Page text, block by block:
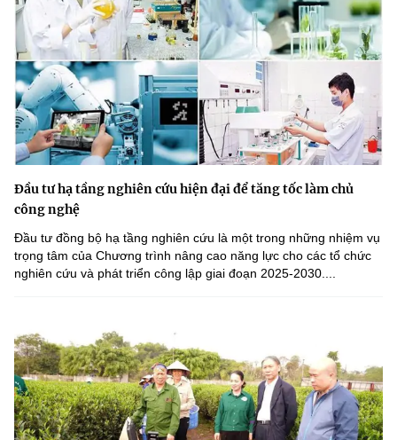
Đầu tư hạ tầng nghiên cứu hiện đại để tăng tốc làm chủ
công nghệ
Đầu tư đồng bộ hạ tầng nghiên cứu là một trong những nhiệm vụ
trọng tâm của Chương trình nâng cao năng lực cho các tổ chức
nghiên cứu và phát triển công lập giai đoạn 2025-2030....